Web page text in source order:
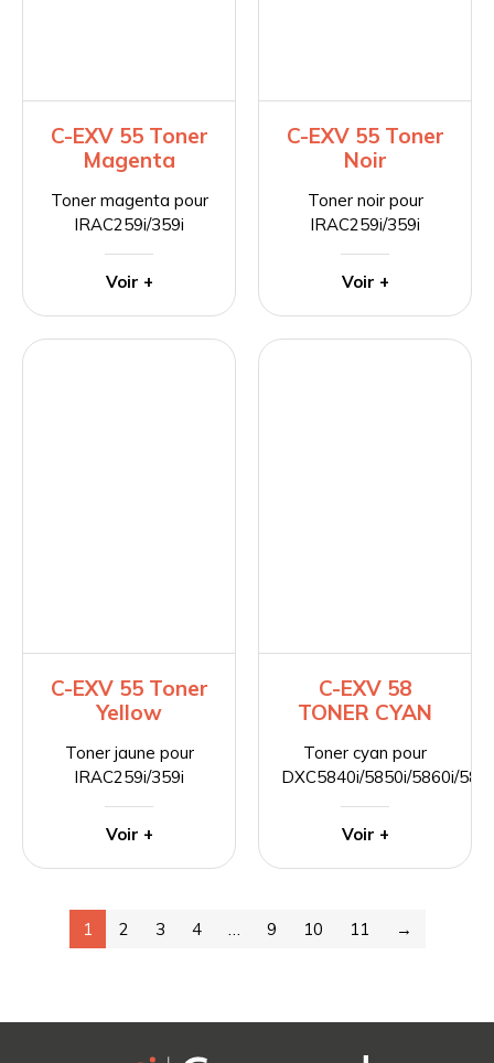
C-EXV 55 Toner
Magenta
Toner magenta pour
IRAC259i/359i
Voir +
C-EXV 55 Toner
Noir
Toner noir pour
IRAC259i/359i
Voir +
C-EXV 55 Toner
Yellow
Toner jaune pour
IRAC259i/359i
Voir +
C-EXV 58
TONER CYAN
Toner cyan pour
DXC5840i/5850i/5860i/
Voir +
1 2 3 4 … 9 10 11 →